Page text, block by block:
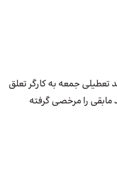
باشد تعطیلی جمعه به کارگر تعلق
باشد مابقی را مرخصی گرفته